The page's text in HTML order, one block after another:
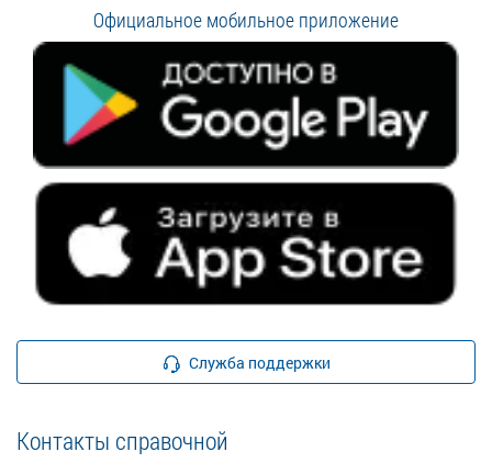
Официальное мобильное приложение
Служба поддержки
Контакты справочной